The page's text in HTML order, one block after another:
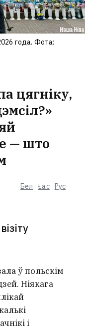
Бел Łac Рус
цягніку,
— што
года. Фота:
ў польскім
Ніякага
і